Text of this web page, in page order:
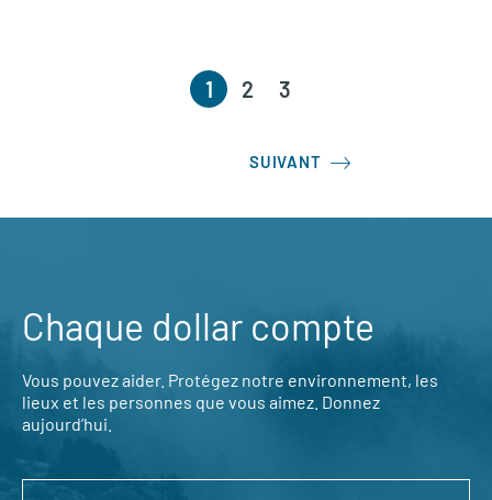
1 2 3
SUIVANT
Chaque dollar compte
Vous pouvez aider. Protégez notre environnement, les
lieux et les personnes que vous aimez. Donnez
aujourd’hui.